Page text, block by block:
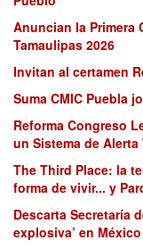
Anuncian la Primera
Tamaulipas 2026
Invitan al certamen
Suma CMIC Puebla
Reforma Congreso
un Sistema de
The Third Place: la
forma de vivir... y
Descarta Secretaría
explosiva’ en México